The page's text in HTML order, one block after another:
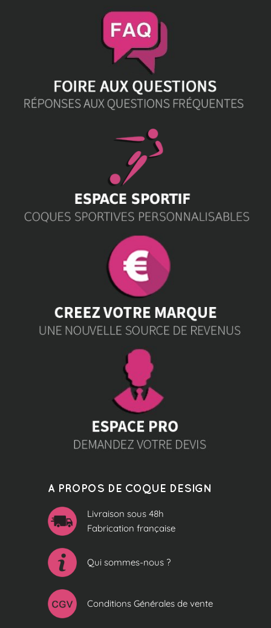
A PROPOS DE COQUE DESIGN
Livraison sous 48h
Fabrication française
Qui sommes-nous ?
Conditions Générales de vente